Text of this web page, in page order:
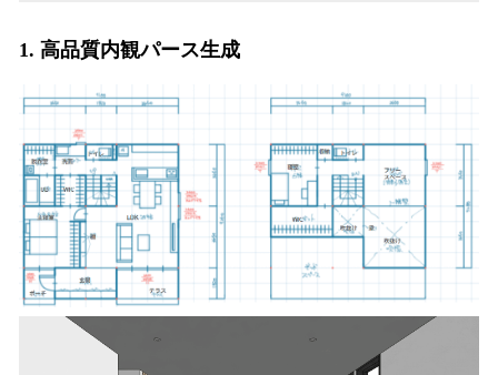
1. 高品質内観パース生成